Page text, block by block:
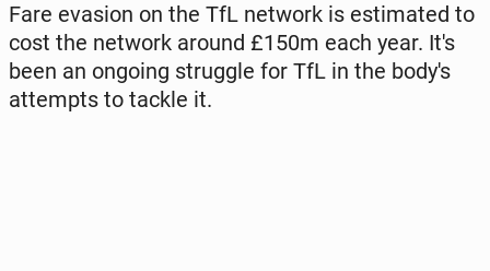
Fare evasion on the TfL network is es­ti­mat­ed to
cost the network around £150m each year. It's
been an ongoing strug­gle for TfL in the body's
at­tempts to tackle it.